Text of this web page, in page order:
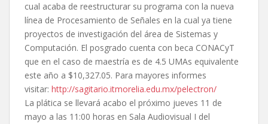
cual acaba de reestructurar su programa con la nueva
línea de Procesamiento de Señales en la cual ya tiene
proyectos de investigación del área de Sistemas y
Computación. El posgrado cuenta con beca CONACyT
que en el caso de maestría es de 4.5 UMAs equivalente
este año a $10,327.05. Para mayores informes
visitar: http://sagitario.itmorelia.edu.mx/pelectron/
La plática se llevará acabo el próximo jueves 11 de
mayo a las 11:00 horas en Sala Audiovisual I del